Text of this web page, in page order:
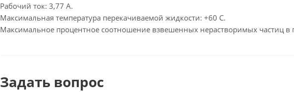
Рабочий ток: 3,77 А.
Максимальная температура перекачиваемой жидкости: +60 С.
Максимальное процентное соотношение взвешенных нерастворимых частиц в
Задать вопрос